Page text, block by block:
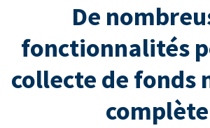
De
fonctionnalités
collecte de fonds
complète